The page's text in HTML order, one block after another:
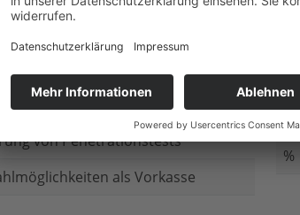
Verbindung bei
Daten
im Internet
von Penetrationstests
als Vorkasse
%